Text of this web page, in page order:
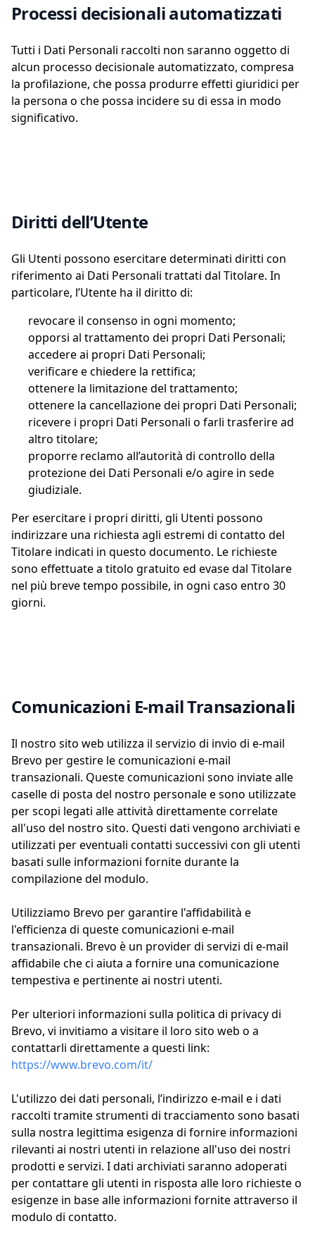
Processi decisionali automatizzati
Tutti i Dati Personali raccolti non saranno oggetto di
alcun processo decisionale automatizzato, compresa
la profilazione, che possa produrre effetti giuridici per
la persona o che possa incidere su di essa in modo
significativo.
Diritti dell’Utente
Gli Utenti possono esercitare determinati diritti con
riferimento ai Dati Personali trattati dal Titolare. In
particolare, l’Utente ha il diritto di:
revocare il consenso in ogni momento;
opporsi al trattamento dei propri Dati Personali;
accedere ai propri Dati Personali;
verificare e chiedere la rettifica;
ottenere la limitazione del trattamento;
ottenere la cancellazione dei propri Dati Personali;
ricevere i propri Dati Personali o farli trasferire ad
altro titolare;
proporre reclamo all’autorità di controllo della
protezione dei Dati Personali e/o agire in sede
giudiziale.
Per esercitare i propri diritti, gli Utenti possono
indirizzare una richiesta agli estremi di contatto del
Titolare indicati in questo documento. Le richieste
sono effettuate a titolo gratuito ed evase dal Titolare
nel più breve tempo possibile, in ogni caso entro 30
giorni.
Comunicazioni E-mail Transazionali
Il nostro sito web utilizza il servizio di invio di e-mail
Brevo per gestire le comunicazioni e-mail
transazionali. Queste comunicazioni sono inviate alle
caselle di posta del nostro personale e sono utilizzate
per scopi legati alle attività direttamente correlate
all'uso del nostro sito. Questi dati vengono archiviati e
utilizzati per eventuali contatti successivi con gli utenti
basati sulle informazioni fornite durante la
compilazione del modulo.
Utilizziamo Brevo per garantire l'affidabilità e
l'efficienza di queste comunicazioni e-mail
transazionali. Brevo è un provider di servizi di e-mail
affidabile che ci aiuta a fornire una comunicazione
tempestiva e pertinente ai nostri utenti.
Per ulteriori informazioni sulla politica di privacy di
Brevo, vi invitiamo a visitare il loro sito web o a
contattarli direttamente a questi link:
https://www.brevo.com/it/
L'utilizzo dei dati personali, l’indirizzo e-mail e i dati
raccolti tramite strumenti di tracciamento sono basati
sulla nostra legittima esigenza di fornire informazioni
rilevanti ai nostri utenti in relazione all'uso dei nostri
prodotti e servizi. I dati archiviati saranno adoperati
per contattare gli utenti in risposta alle loro richieste o
esigenze in base alle informazioni fornite attraverso il
modulo di contatto.